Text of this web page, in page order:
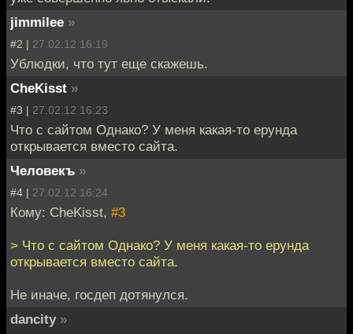
jimmilee »
#2 | 27.02.12 16:19
Ублюдки, что тут еще скажешь.
CheKisst »
#3 | 27.02.12 16:23
Что с сайтом Однако? У меня какая-то ерунда
открывается вместо сайта.
Человекъ »
#4 | 27.02.12 16:24
Кому: CheKisst, #3
> Что с сайтом Однако? У меня какая-то ерунда
открывается вместо сайта.
Не иначе, госдеп дотянулся.
dancity »